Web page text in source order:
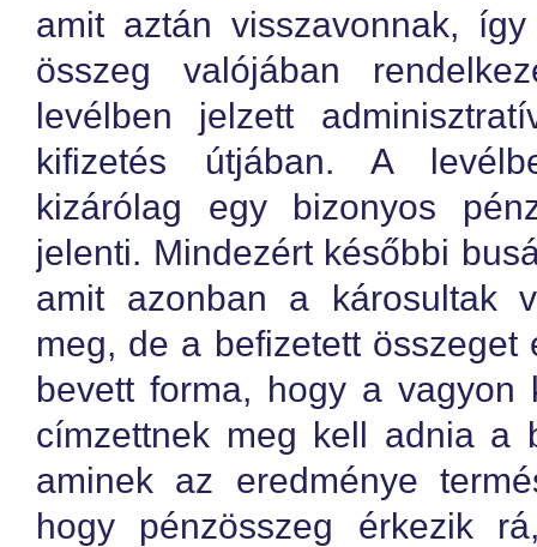
amit aztán visszavonnak,
összeg valójában
levélben jelzett
kifizetés útjában. A
kizárólag egy bizonyos
jelenti. Mindezért későbbi
amit azonban a károsultak
meg, de a befizetett összeget
bevett forma, hogy a vagyon
címzettnek meg kell adnia a
aminek az eredménye
hogy pénzösszeg érkezik